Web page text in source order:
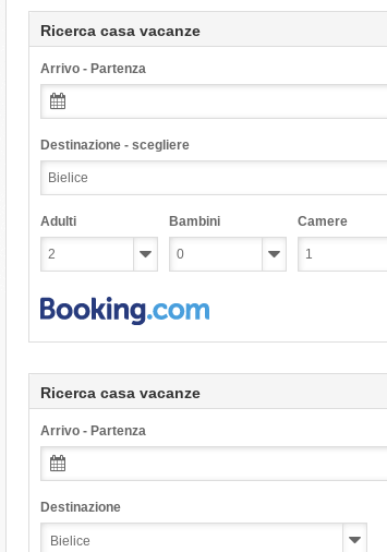
Ricerca casa vacanze
Arrivo - Partenza
Destinazione - scegliere
Adulti Bambini Camere
Ricerca casa vacanze
Arrivo - Partenza
Destinazione